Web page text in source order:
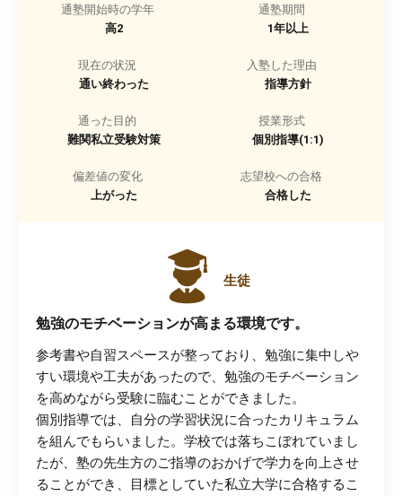
通塾開始時の学年
高2
通塾期間
1年以上
現在の状況
通い終わった
入塾した理由
指導方針
通った目的
難関私立受験対策
授業形式
個別指導(1:1)
偏差値の変化
上がった
志望校への合格
合格した
生徒
勉強のモチベーションが高まる環境です。
参考書や自習スペースが整っており、勉強に集中しや
すい環境や工夫があったので、勉強のモチベーション
を高めながら受験に臨むことができました。
個別指導では、自分の学習状況に合ったカリキュラム
を組んでもらいました。学校では落ちこぼれていまし
たが、塾の先生方のご指導のおかげで学力を向上させ
ることができ、目標としていた私立大学に合格するこ